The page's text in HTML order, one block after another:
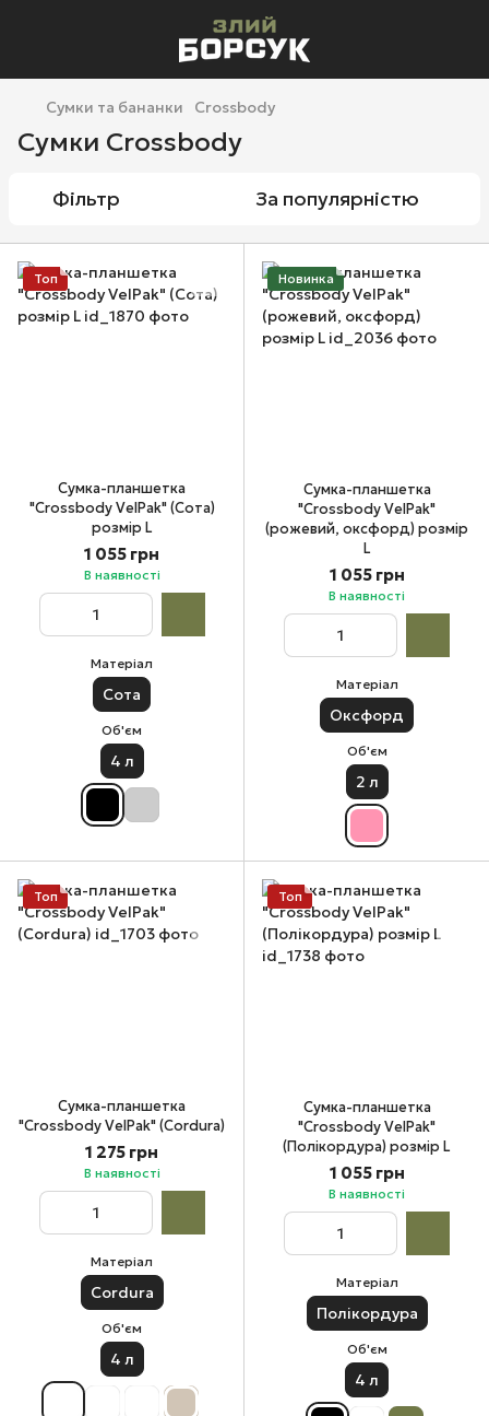
Сумки та бананки Crossbody
Сумки Crossbody
Фільтр За популярністю
Топ
Сумка-планшетка
"Crossbody VelPak" (Сота)
розмір L
1 055 грн
В наявності
Матеріал
Сота
Об'єм
4 л
Новинка
Сумка-планшетка
"Crossbody VelPak"
(рожевий, оксфорд) розмір
L
1 055 грн
В наявності
Матеріал
Оксфорд
Об'єм
2 л
Топ
Сумка-планшетка
"Crossbody VelPak" (Cordura)
1 275 грн
В наявності
Матеріал
Cordura
Об'єм
4 л
Топ
Сумка-планшетка
"Crossbody VelPak"
(Полікордура) розмір L
1 055 грн
В наявності
Матеріал
Полікордура
Об'єм
4 л